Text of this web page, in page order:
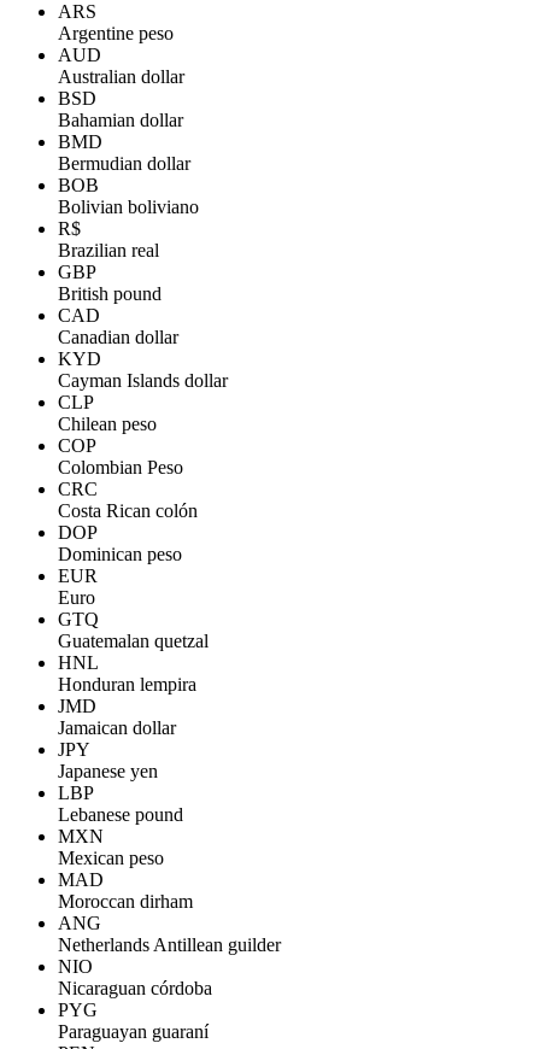
ARS
Argentine peso
AUD
Australian dollar
BSD
Bahamian dollar
BMD
Bermudian dollar
BOB
Bolivian boliviano
R$
Brazilian real
GBP
British pound
CAD
Canadian dollar
KYD
Cayman Islands dollar
CLP
Chilean peso
COP
Colombian Peso
CRC
Costa Rican colón
DOP
Dominican peso
EUR
Euro
GTQ
Guatemalan quetzal
HNL
Honduran lempira
JMD
Jamaican dollar
JPY
Japanese yen
LBP
Lebanese pound
MXN
Mexican peso
MAD
Moroccan dirham
ANG
Netherlands Antillean guilder
NIO
Nicaraguan córdoba
PYG
Paraguayan guaraní